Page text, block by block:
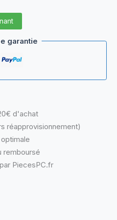
garantie
d'achat
réapprovisionnement)
remboursé
PiecesPC.fr